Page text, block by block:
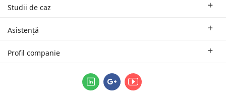
Rutere pentru mediul de afaceri
Echipamente Wi-Fi pentru distanțe mari
Sistemele logice de gestionare unificată ProFi
Studii de caz
Soluții oferite în funcție de domeniul de activitate
Asistență
Sucursale și suport tehnic regional
Profil companie